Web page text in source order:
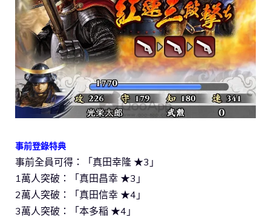
事前登錄特典
事前全員可得：「真田幸隆 ★3」
1萬人突破：「真田昌幸 ★3」
2萬人突破：「真田信幸 ★4」
3萬人突破：「本多稲 ★4」